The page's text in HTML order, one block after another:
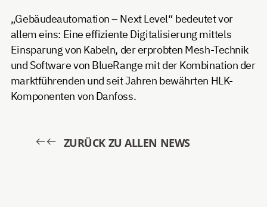
„Gebäudeautomation – Next Level“ bedeutet vor
allem eins: Eine effiziente Digitalisierung mittels
Einsparung von Kabeln, der erprobten Mesh-Technik
und Software von BlueRange mit der Kombination der
marktführenden und seit Jahren bewährten HLK-
Komponenten von Danfoss.
ZURÜCK ZU ALLEN NEWS